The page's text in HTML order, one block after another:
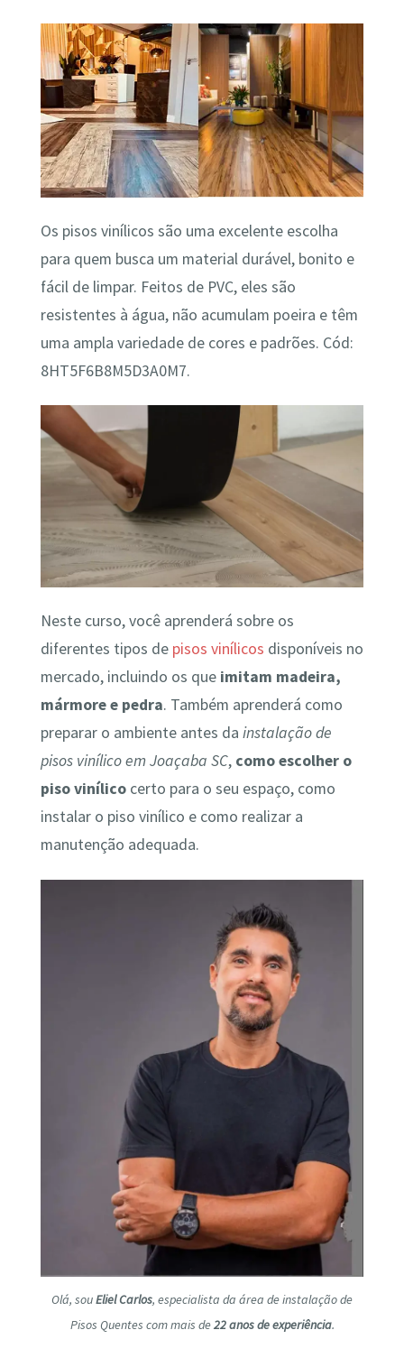
Os pisos vinílicos são uma excelente escolha
para quem busca um material durável, bonito e
fácil de limpar. Feitos de PVC, eles são
resistentes à água, não acumulam poeira e têm
uma ampla variedade de cores e padrões. Cód:
8HT5F6B8M5D3A0M7.
Neste curso, você aprenderá sobre os
diferentes tipos de pisos vinílicos disponíveis no
mercado, incluindo os que imitam madeira,
mármore e pedra. Também aprenderá como
preparar o ambiente antes da instalação de
pisos vinílico em Joaçaba SC, como escolher o
piso vinílicocerto para o seu espaço, como
instalar o piso vinílico e como realizar a
manutenção adequada.
Olá, souEliel Carlos, especialista da área de instalação de
Pisos Quentes com mais de22 anos de experiência.